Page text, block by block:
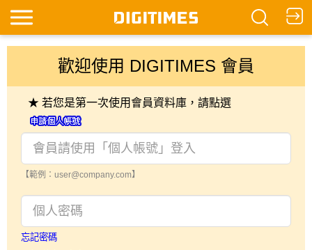
歡迎使用 DIGITIMES 會員
★ 若您是第一次使用會員資料庫，請點選
【範例：user@company.com】
忘記密碼